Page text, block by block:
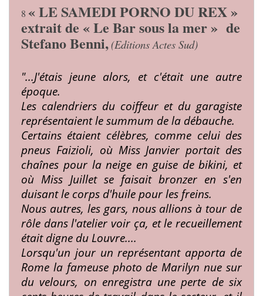
8 « LE SAMEDI PORNO DU REX »
extrait de « Le Bar sous la mer » de
Stefano Benni,(Editions Actes Sud)
"...J'étais jeune alors, et c'était une autre
époque.
Les calendriers du coiffeur et du garagiste
représentaient le sum­mum de la débauche.
Certains étaient célèbres, comme celui des
pneus Faizioli, où Miss Janvier portait des
chaînes pour la neige en guise debikini, et
où Miss Juillet se faisait bronzer en s'en­
duisant le corps d'huile pour les freins.
Nous autres, les gars, nous allions à tour de
rôle dansl'atelier voir ça, et le recueillement
était digne du Louvre....
Lorsqu'un jour un représentant apporta de
Rome la fameuse photo de Marilyn nue sur
du velours, on enregistra une perte de six